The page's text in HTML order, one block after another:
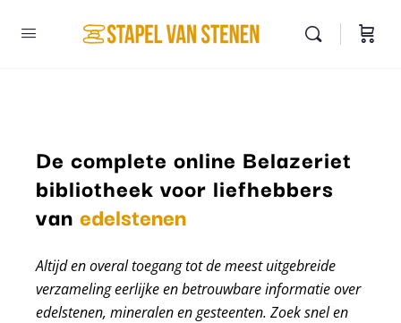
De complete online Belazeriet
bibliotheek voor liefhebbers
van edelstenen
mineralen
Altijd en overal toegang tot de meest uitgebreide
verzameling eerlijke en betrouwbare informatie over
edelstenen, mineralen en gesteenten. Zoek snel en